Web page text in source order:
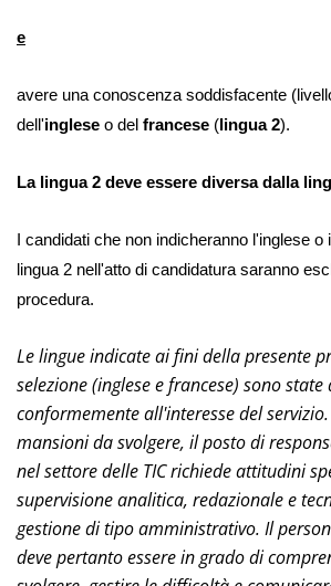
e
avere una conoscenza soddisfacente
dell'inglese o del francese ( lingua 2).
La lingua 2 deve essere diversa dalla
I candidati che non indicheranno l'inglese
lingua 2 nell'atto di candidatura saranno
procedura.
Le lingue indicate ai fini della presente
selezione (inglese e francese) sono state
conformemente all'interesse del
mansioni da svolgere, il posto di
nel settore delle TIC richiede attitudini
supervisione analitica, redazionale e
gestione di tipo amministrativo. Il
deve pertanto essere in grado di